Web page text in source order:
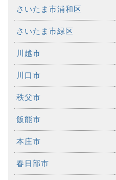
さいたま市浦和区
さいたま市緑区
川越市
川口市
秩父市
飯能市
本庄市
春日部市